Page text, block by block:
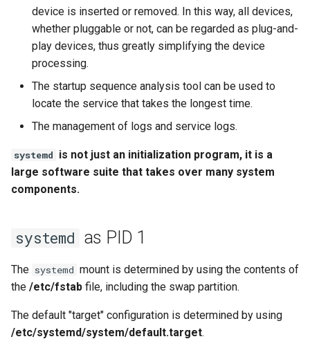
device is inserted or removed. In this way, all devices,
whether pluggable or not, can be regarded as plug-and-
play devices, thus greatly simplifying the device
processing.
The startup sequence analysis tool can be used to
locate the service that takes the longest time.
The management of logs and service logs.
systemd is not just an initialization program, it is a
large software suite that takes over many system
components.
systemd as PID 1
The systemd mount is determined by using the contents of
the /etc/fstab file, including the swap partition.
The default "target" configuration is determined by using
/etc/systemd/system/default.target.